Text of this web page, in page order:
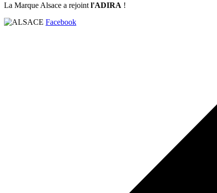
La Marque Alsace a rejoint l'ADIRA !
Facebook